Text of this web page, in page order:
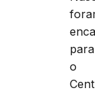
para
o